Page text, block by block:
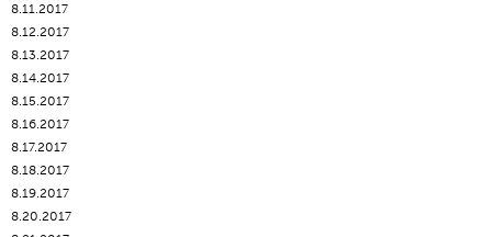
8.11.2017
8.12.2017
8.13.2017
8.14.2017
8.15.2017
8.16.2017
8.17.2017
8.18.2017
8.19.2017
8.20.2017